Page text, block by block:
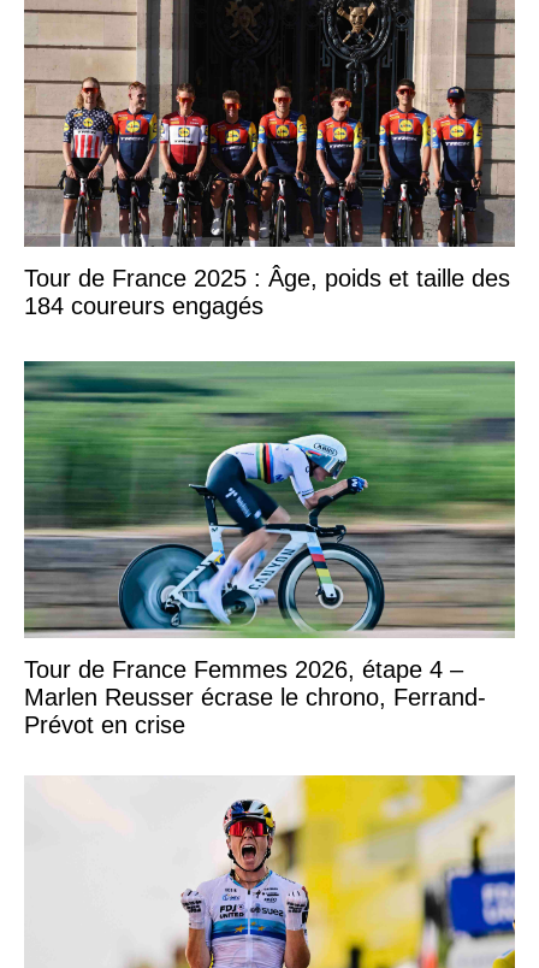
Tour de France 2025 : Âge, poids et taille des
184 coureurs engagés
Tour de France Femmes 2026, étape 4 –
Marlen Reusser écrase le chrono, Ferrand-
Prévot en crise